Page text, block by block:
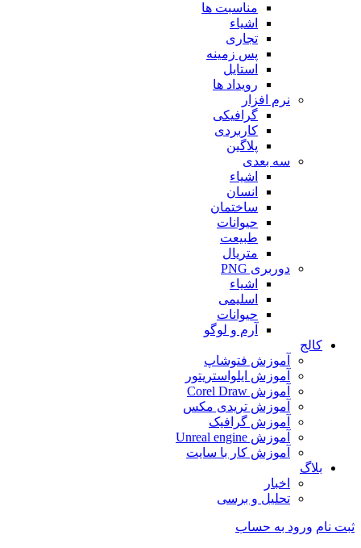
مناسبت ها
اشیاء
تجاری
پس زمینه
استایل
رویداد ها
نرم افزار
گرافیکی
کاربردی
پلاگین
سه بعدی
اشیاء
انسان
ساختمان
حیوانات
طبیعت
متریال
دوربری PNG
اشیاء
اسلیمی
حیوانات
آرم و لوگو
کالج
آموزش فتوشاپ
آموزش ایلواستریتور
آموزش Corel Draw
آموزش تریدی مکس
آموزش گرافیک
آموزش Unreal engine
آموزش کار با سایت
بلاگ
اخبار
تحلیل و برسی
ثبت نام ورود به حساب